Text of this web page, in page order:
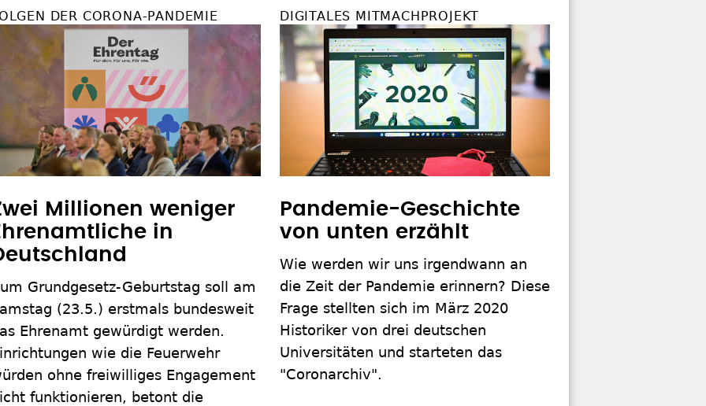
DER CORONA-PANDEMIE
Millionen weniger
in
Grundgesetz-Geburtstag soll am
(23.5.) erstmals bundesweit
Ehrenamt gewürdigt werden.
wie die Feuerwehr
ohne freiwilliges Engagement
funktionieren, betont die
DIGITALES MITMACHPROJEKT
Pandemie-Geschichte
von unten erzählt
Wie werden wir uns irgendwann an
die Zeit der Pandemie erinnern? Diese
Frage stellten sich im März 2020
Historiker von drei deutschen
Universitäten und starteten das
"Coronarchiv".